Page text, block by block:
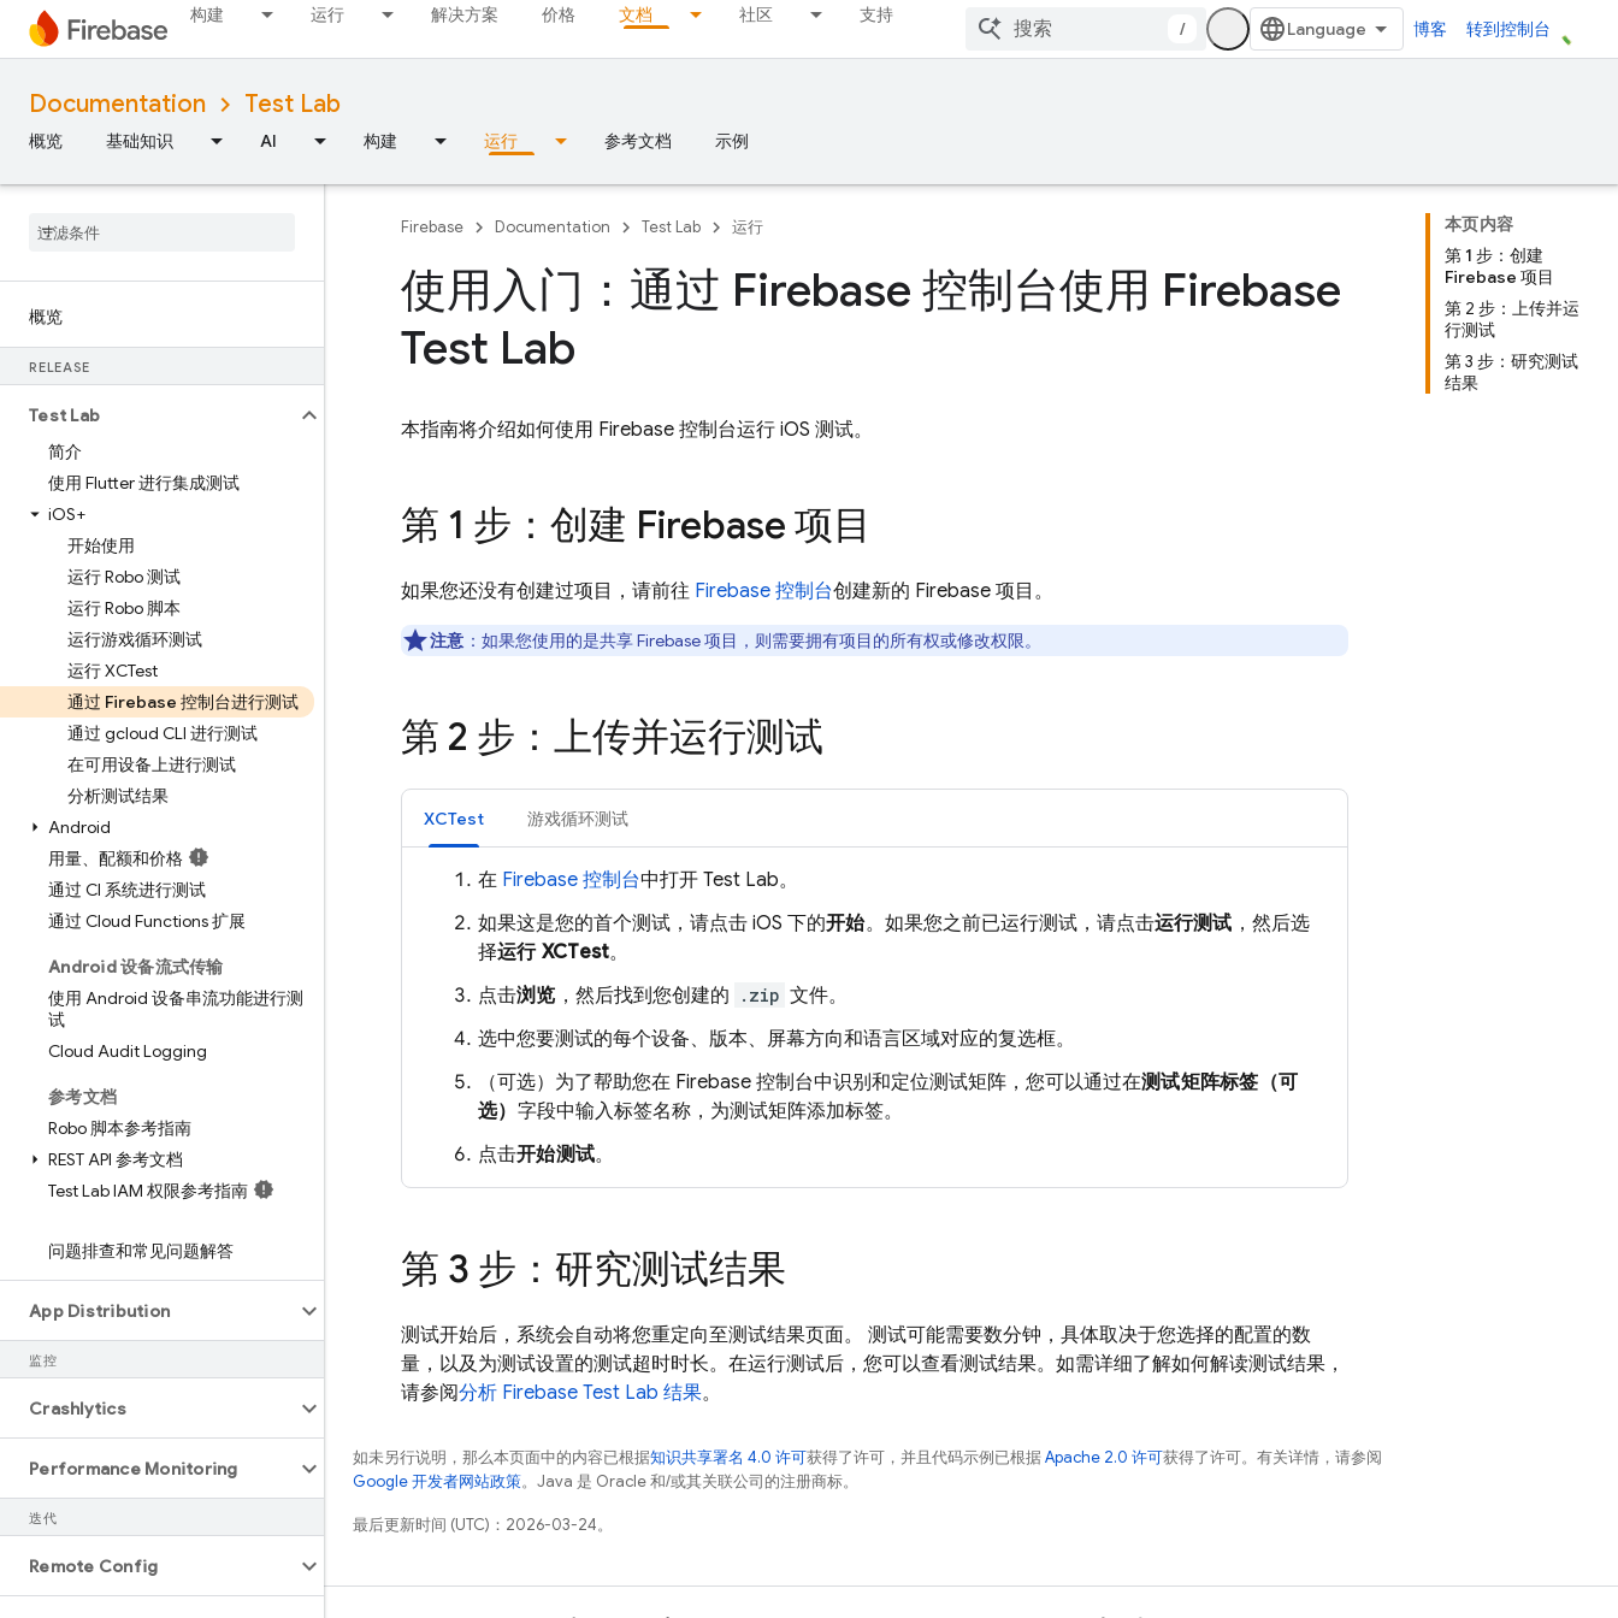
构建 运行 解决方案 价格 文档 社区 支持
/ 博客 转到控制台
Documentation Test Lab
概览 基础知识 AI 构建 运行 参考文档 示例
概览
RELEASE
Test Lab
简介
使用 Flutter 进行集成测试
iOS+
开始使用
运行 Robo 测试
运行 Robo 脚本
运行游戏循环测试
运行 XCTest
通过 Firebase 控制台进行测试
通过 gcloud CLI 进行测试
在可用设备上进行测试
分析测试结果
Android
用量、配额和价格
通过 CI 系统进行测试
通过 Cloud Functions 扩展
Android 设备流式传输
使用 Android 设备串流功能进行测
试
Cloud Audit Logging
参考文档
Robo 脚本参考指南
REST API 参考文档
Test Lab IAM 权限参考指南
问题排查和常见问题解答
App Distribution
监控
Crashlytics
Performance Monitoring
迭代
Remote Config
本页内容
第 1 步：创建
Firebase 项目
第 2 步：上传并运
行测试
第 3 步：研究测试
结果
Firebase Documentation Test Lab 运行
使用入门：通过 Firebase 控制台使用 Firebase
Test Lab
本指南将介绍如何使用 Firebase 控制台运行 iOS 测试。
第 1 步：创建 Firebase 项目
如果您还没有创建过项目，请前往 Firebase 控制台创建新的 Firebase 项目。
注意 ：如果您使用的是共享 Firebase 项目，则需要拥有项目的所有权或修改权限。
第 2 步：上传并运行测试
XCTest 游戏循环测试
在 Firebase 控制台中打开 Test Lab。
如果这是您的首个测试，请点击 iOS 下的开始。如果您之前已运行测试，请点击运行测试 ，然后选
择运行 XCTest。
点击浏览 ，然后找到您创建的 .zip 文件。
选中您要测试的每个设备、版本、屏幕方向和语言区域对应的复选框。
（可选）为了帮助您在 Firebase 控制台中识别和定位测试矩阵，您可以通过在测试矩阵标签（可
选） 字段中输入标签名称，为测试矩阵添加标签。
点击开始测试。
第 3 步：研究测试结果
测试开始后，系统会自动将您重定向至测试结果页面。 测试可能需要数分钟，具体取决于您选择的配置的数
量，以及为测试设置的测试超时时长。在运行测试后，您可以查看测试结果。如需详细了解如何解读测试结果，
请参阅分析 Firebase Test Lab 结果。
如未另行说明，那么本页面中的内容已根据知识共享署名 4.0 许可获得了许可，并且代码示例已根据Apache 2.0 许可获得了许可。有关详情，请参阅
Google 开发者网站政策。Java 是 Oracle 和/或其关联公司的注册商标。
最后更新时间 (UTC)：2026-03-24。